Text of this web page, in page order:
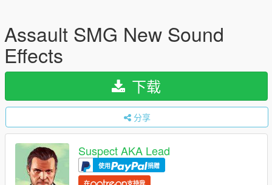
Assault SMG New Sound
Effects
下载
分享
Suspect AKA Lead
使用 捐赠